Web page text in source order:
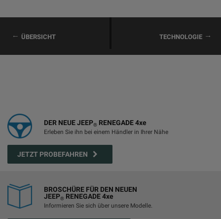
ÜBERSICHT TECHNOLOGIE
DER NEUE JEEP® RENEGADE 4xe
Erleben Sie ihn bei einem Händler in Ihrer Nähe
JETZT PROBEFAHREN
BROSCHÜRE FÜR DEN NEUEN
JEEP® RENEGADE 4xe
Informieren Sie sich über unsere Modelle.